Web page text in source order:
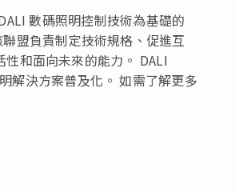
數碼照明控制技術為基礎的
盟負責制定技術規格、促進互
和面向未來的能力。 DALI
解決方案普及化。 如需了解更多